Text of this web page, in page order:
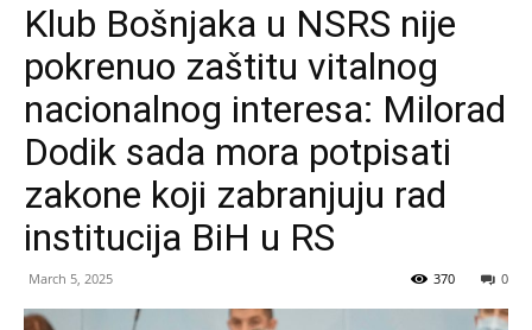
Klub Bošnjaka u NSRS nije
pokrenuo zaštitu vitalnog
nacionalnog interesa: Milorad
Dodik sada mora potpisati
zakone koji zabranjuju rad
institucija BiH u RS
March 5, 2025 0
370